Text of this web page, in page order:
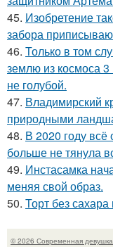
45. Изобретение
забора
46. Только в том
землю из космоса
не голубой.
47. Владимирский
природными
48. В 2020 году всё
больше не тянула
49. Инстасамка
меняя свой образ.
50. Торт без сахара
© 2026 Современная девушка